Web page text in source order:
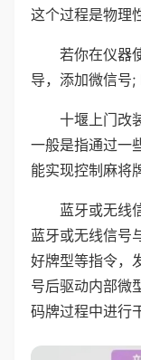
这个过程是物理
若你在仪器
导，添加微信号;
十堰上门改
一般是指通过一
能实现控制麻将
蓝牙或无线
蓝牙或无线信号
好牌型等指令，
号后驱动内部微
码牌过程中进行